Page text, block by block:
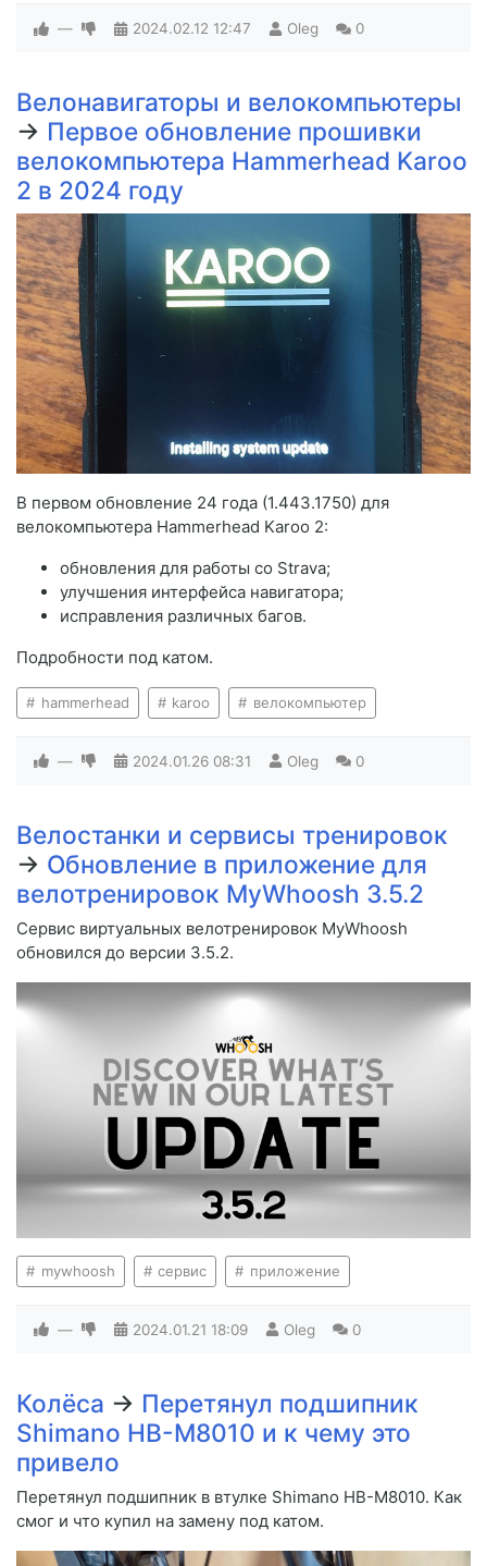
— 2024.02.12 12:47 Oleg 0
Велонавигаторы и велокомпьютеры
→ Первое обновление прошивки
велокомпьютера Hammerhead Karoo
2 в 2024 году
В первом обновление 24 года (1.443.1750) для
велокомпьютера Hammerhead Karoo 2:
обновления для работы со Strava;
улучшения интерфейса навигатора;
исправления различных багов.
Подробности под катом.
hammerhead karoo велокомпьютер
— 2024.01.26 08:31 Oleg 0
Велостанки и сервисы тренировок
→ Обновление в приложение для
велотренировок MyWhoosh 3.5.2
Сервис виртуальных велотренировок MyWhoosh
обновился до версии 3.5.2.
mywhoosh сервис приложение
— 2024.01.21 18:09 Oleg 0
Колёса → Перетянул подшипник
Shimano HB-M8010 и к чему это
привело
Перетянул подшипник в втулке Shimano HB-M8010. Как
смог и что купил на замену под катом.